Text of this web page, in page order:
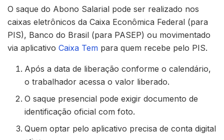
O saque do Abono Salarial pode ser realizado nos
caixas eletrônicos da Caixa Econômica Federal (para
PIS), Banco do Brasil (para PASEP) ou movimentado
via aplicativo Caixa Tem para quem recebe pelo PIS.
Após a data de liberação conforme o calendário,
o trabalhador acessa o valor liberado.
O saque presencial pode exigir documento de
identificação oficial com foto.
Quem optar pelo aplicativo precisa de conta digital